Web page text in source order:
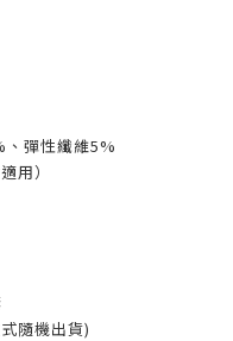
彈性纖維5%
用）
隨機出貨)